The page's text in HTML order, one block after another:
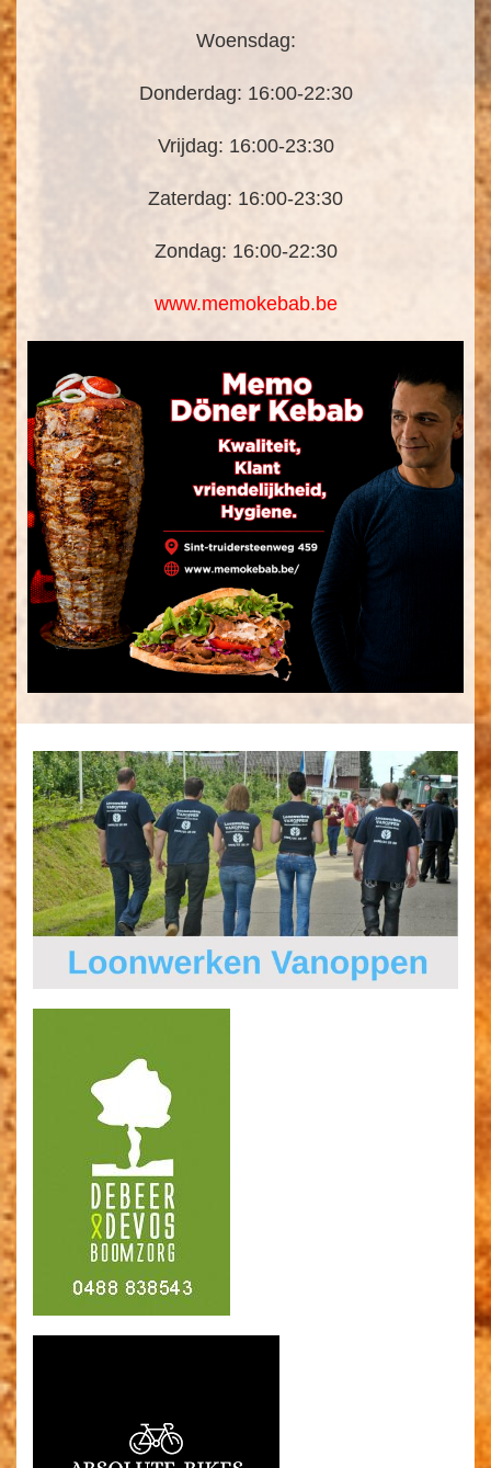
Woensdag:
Donderdag: 16:00-22:30
Vrijdag: 16:00-23:30
Zaterdag: 16:00-23:30
Zondag: 16:00-22:30
www.memokebab.be